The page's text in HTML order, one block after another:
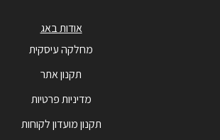
אודות באג
מחלקה עיסקית
תקנון אתר
מדיניות פרטיות
תקנון מועדון לקוחות